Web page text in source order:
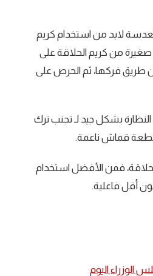
لابد من استخدام كريم
من كريم الحلاقة على
طريق فركها، ثم الحرص على
بشكل جيد لـ تجنب ترك
قماش ناعمة.
فمن الأفضل استخدام
أقل فاعلية.
الوزراء اليوم